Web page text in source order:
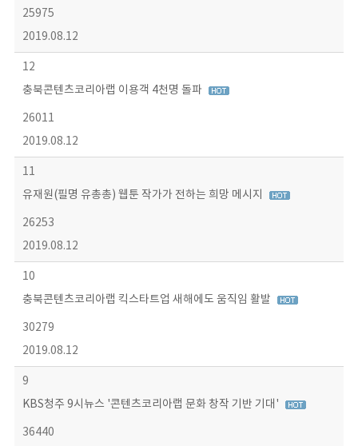
25975
2019.08.12
12
충북콘텐츠코리아랩 이용객 4천명 돌파
26011
2019.08.12
11
유재원(필명 유총총) 웹툰 작가가 전하는 희망 메시지
26253
2019.08.12
10
충북콘텐츠코리아랩 킥스타트업 새해에도 움직임 활발
30279
2019.08.12
9
KBS청주 9시뉴스 '콘텐츠코리아랩 문화 창작 기반 기대'
36440